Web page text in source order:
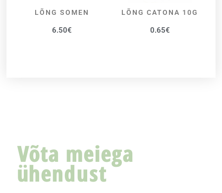
VALI
LÕNG SOMEN
6.50€
VALI
LÕNG CATONA 10G
0.65€
Võta meiega
ühendust